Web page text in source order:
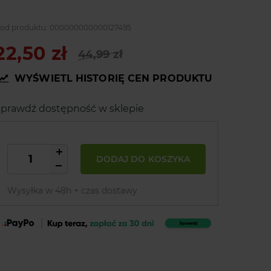
produktu: 000000000000127495
zł 44,99 zł
WYŚWIETL HISTORIĘ CEN PRODUKTU
dostępność w sklepie
DODAJ DO KOSZYKA
Wysyłka w 48h + czas dostawy